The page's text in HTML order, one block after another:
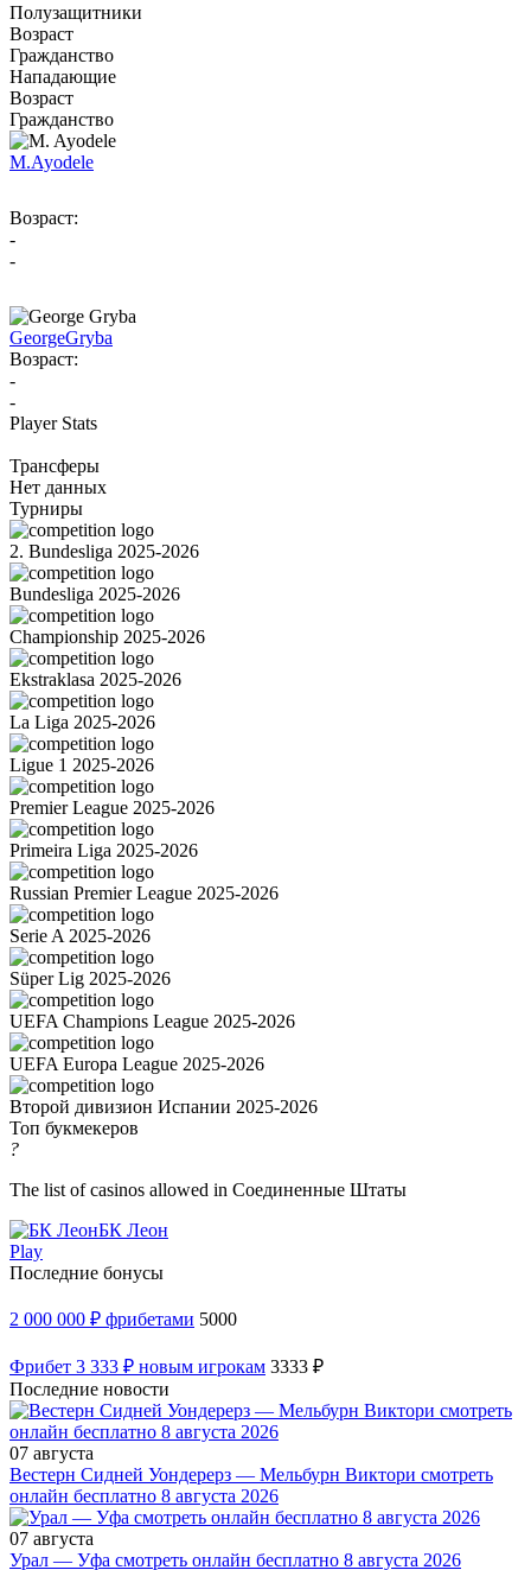
Полузащитники
Возраст
Гражданство
Нападающие
Возраст
Гражданство
M.Ayodele
Возраст:
-
-
GeorgeGryba
Возраст:
-
-
Player Stats
Трансферы
Нет данных
Турниры
2. Bundesliga 2025-2026
Bundesliga 2025-2026
Championship 2025-2026
Ekstraklasa 2025-2026
La Liga 2025-2026
Ligue 1 2025-2026
Premier League 2025-2026
Primeira Liga 2025-2026
Russian Premier League 2025-2026
Serie A 2025-2026
Süper Lig 2025-2026
UEFA Champions League 2025-2026
UEFA Europa League 2025-2026
Второй дивизион Испании 2025-2026
Топ букмекеров
?
The list of casinos allowed in Соединенные Штаты
БК Леон
Play
Последние бонусы
2 000 000 ₽ фрибетами 5000
Фрибет 3 333 ₽ новым игрокам 3333 ₽
Последние новости
07 августа
Вестерн Сидней Уондерерз — Мельбурн Виктори смотреть
онлайн бесплатно 8 августа 2026
07 августа
Урал — Уфа смотреть онлайн бесплатно 8 августа 2026